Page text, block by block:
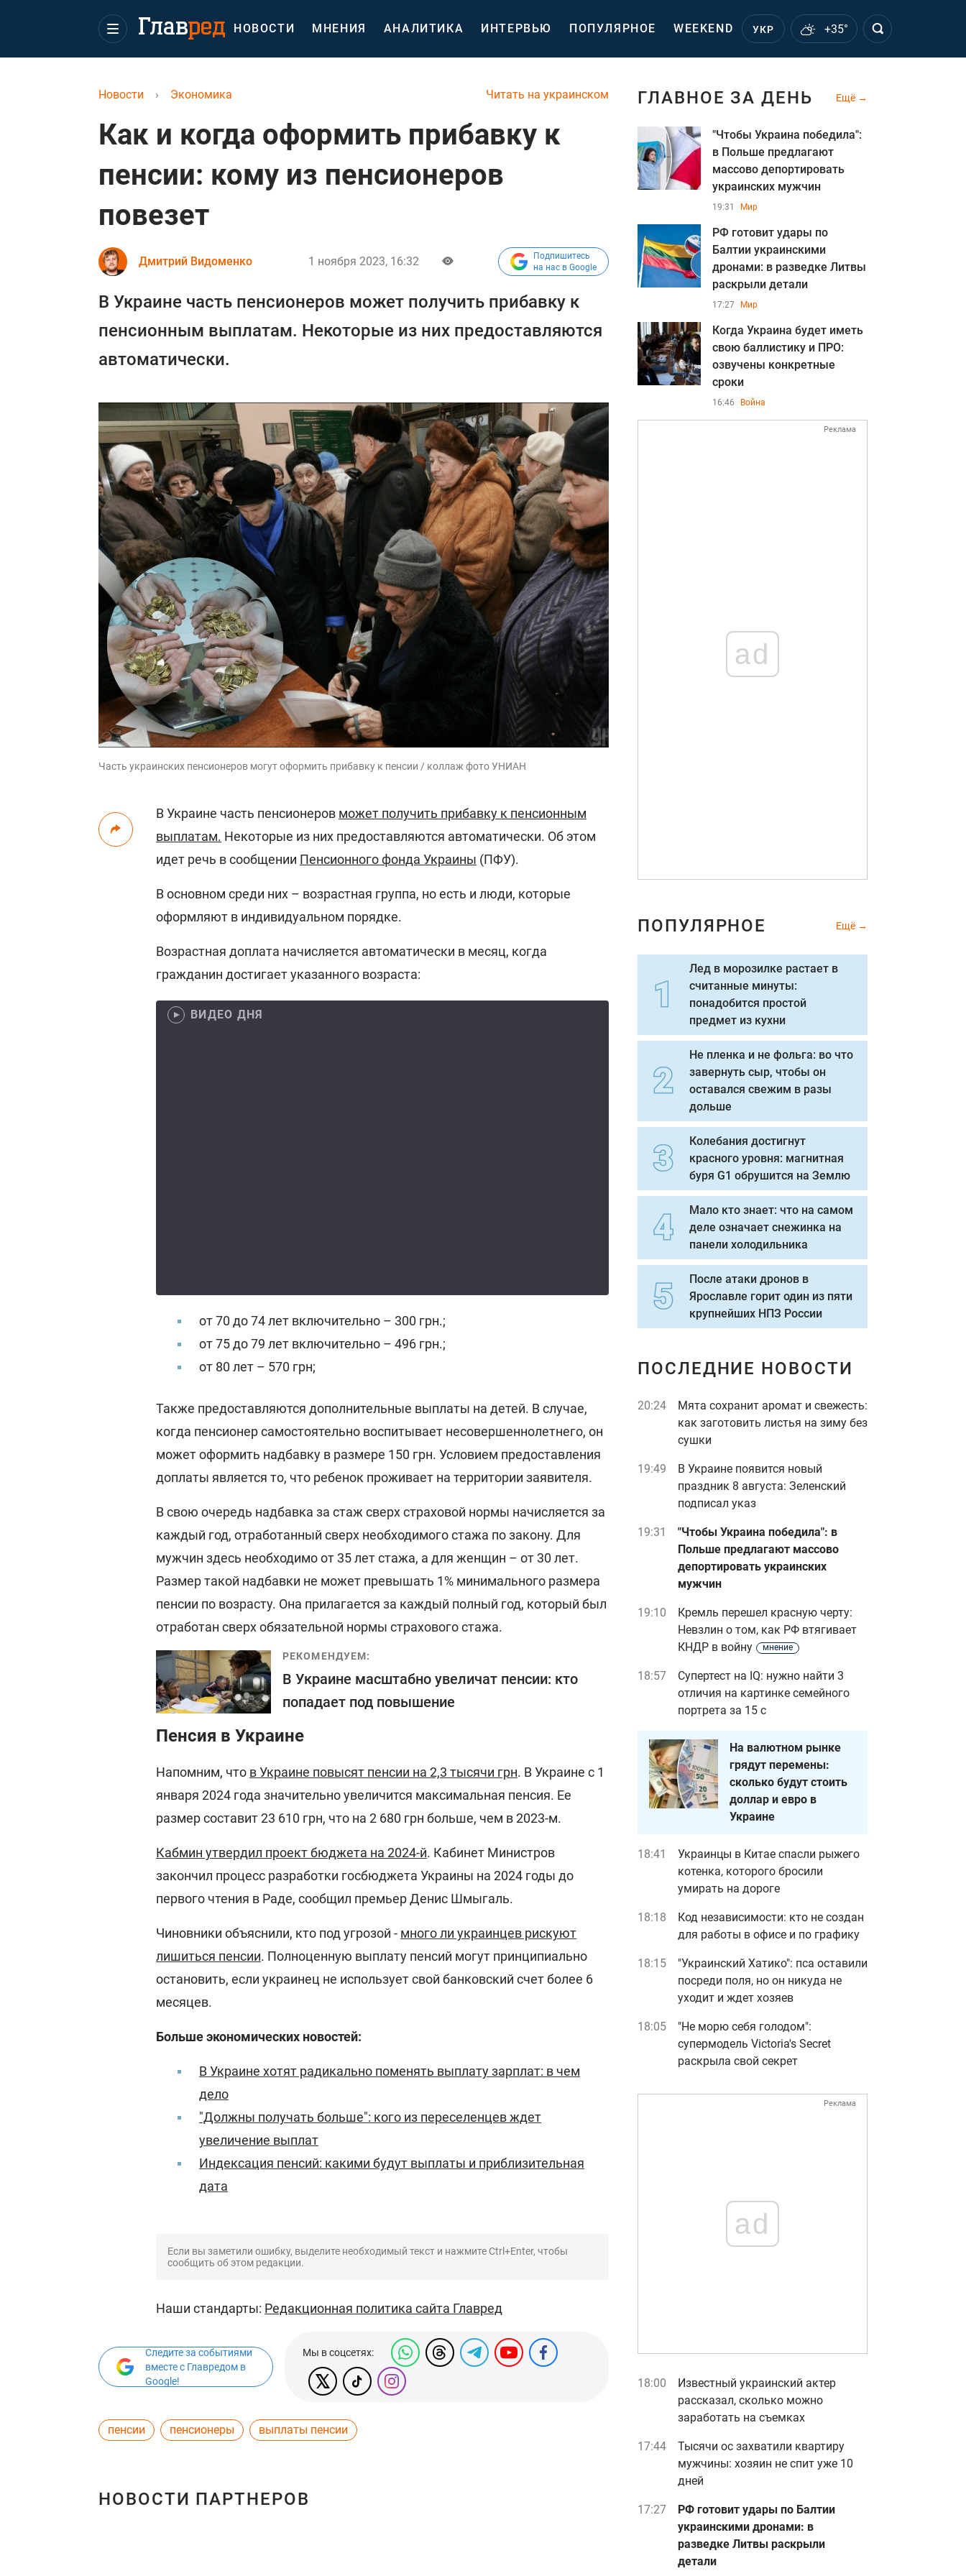
НОВОСТИ МНЕНИЯ АНАЛИТИКА ИНТЕРВЬЮ ПОПУЛЯРНОЕ WEEKEND УКР +35°
Читать на украинском
Новости › Экономика
Как и когда оформить прибавку к
пенсии: кому из пенсионеров
повезет
Дмитрий Видоменко 1 ноября 2023, 16:32
Подпишитесь
на нас в Google
В Украине часть пенсионеров может получить прибавку к
пенсионным выплатам. Некоторые из них предоставляются
автоматически.
Часть украинских пенсионеров могут оформить прибавку к пенсии / коллаж фото УНИАН
В Украине часть пенсионеров может получить прибавку к пенсионным
выплатам. Некоторые из них предоставляются автоматически. Об этом
идет речь в сообщении Пенсионного фонда Украины (ПФУ).
В основном среди них – возрастная группа, но есть и люди, которые
оформляют в индивидуальном порядке.
Возрастная доплата начисляется автоматически в месяц, когда
гражданин достигает указанного возраста:
ВИДЕО ДНЯ
от 70 до 74 лет включительно – 300 грн.;
от 75 до 79 лет включительно – 496 грн.;
от 80 лет – 570 грн;
Также предоставляются дополнительные выплаты на детей. В случае,
когда пенсионер самостоятельно воспитывает несовершеннолетнего, он
может оформить надбавку в размере 150 грн. Условием предоставления
доплаты является то, что ребенок проживает на территории заявителя.
В свою очередь надбавка за стаж сверх страховой нормы начисляется за
каждый год, отработанный сверх необходимого стажа по закону. Для
мужчин здесь необходимо от 35 лет стажа, а для женщин – от 30 лет.
Размер такой надбавки не может превышать 1% минимального размера
пенсии по возрасту. Она прилагается за каждый полный год, который был
отработан сверх обязательной нормы страхового стажа.
РЕКОМЕНДУЕМ:
В Украине масштабно увеличат пенсии: кто
попадает под повышение
Пенсия в Украине
Напомним, что в Украине повысят пенсии на 2,3 тысячи грн. В Украине с 1
января 2024 года значительно увеличится максимальная пенсия. Ее
размер составит 23 610 грн, что на 2 680 грн больше, чем в 2023-м.
Кабмин утвердил проект бюджета на 2024-й. Кабинет Министров
закончил процесс разработки госбюджета Украины на 2024 годы до
первого чтения в Раде, сообщил премьер Денис Шмыгаль.
Чиновники объяснили, кто под угрозой - много ли украинцев рискуют
лишиться пенсии. Полноценную выплату пенсий могут принципиально
остановить, если украинец не использует свой банковский счет более 6
месяцев.
Больше экономических новостей:
В Украине хотят радикально поменять выплату зарплат: в чем
дело
"Должны получать больше": кого из переселенцев ждет
увеличение выплат
Индексация пенсий: какими будут выплаты и приблизительная
дата
Если вы заметили ошибку, выделите необходимый текст и нажмите Ctrl+Enter, чтобы
сообщить об этом редакции.
Наши стандарты: Редакционная политика сайта Главред
Следите за событиями
вместе с Главредом в
Google!
Мы в соцсетях:
пенсии пенсионеры выплаты пенсии
НОВОСТИ ПАРТНЕРОВ
ГЛАВНОЕ ЗА ДЕНЬ Ещё
"Чтобы Украина победила":
в Польше предлагают
массово депортировать
украинских мужчин
19:31 Мир
РФ готовит удары по
Балтии украинскими
дронами: в разведке Литвы
раскрыли детали
17:27 Мир
Когда Украина будет иметь
свою баллистику и ПРО:
озвучены конкретные
сроки
16:46 Война
Реклама
ad
ПОПУЛЯРНОЕ Ещё
Лед в морозилке растает в
считанные минуты:
понадобится простой
предмет из кухни
Не пленка и не фольга: во что
завернуть сыр, чтобы он
оставался свежим в разы
дольше
Колебания достигнут
красного уровня: магнитная
буря G1 обрушится на Землю
Мало кто знает: что на самом
деле означает снежинка на
панели холодильника
После атаки дронов в
Ярославле горит один из пяти
крупнейших НПЗ России
ПОСЛЕДНИЕ НОВОСТИ
20:24
Мята сохранит аромат и свежесть:
как заготовить листья на зиму без
сушки
19:49
В Украине появится новый
праздник 8 августа: Зеленский
подписал указ
19:31
"Чтобы Украина победила": в
Польше предлагают массово
депортировать украинских
мужчин
19:10
Кремль перешел красную черту:
Невзлин о том, как РФ втягивает
КНДР в войну
мнение
18:57
Супертест на IQ: нужно найти 3
отличия на картинке семейного
портрета за 15 с
На валютном рынке
грядут перемены:
сколько будут стоить
доллар и евро в
Украине
18:41
Украинцы в Китае спасли рыжего
котенка, которого бросили
умирать на дороге
18:18
Код независимости: кто не создан
для работы в офисе и по графику
18:15
"Украинский Хатико": пса оставили
посреди поля, но он никуда не
уходит и ждет хозяев
18:05
"Не морю себя голодом":
супермодель Victoria's Secret
раскрыла свой секрет
Реклама
ad
18:00
Известный украинский актер
рассказал, сколько можно
заработать на съемках
17:44
Тысячи ос захватили квартиру
мужчины: хозяин не спит уже 10
дней
17:27
РФ готовит удары по Балтии
украинскими дронами: в
разведке Литвы раскрыли
детали